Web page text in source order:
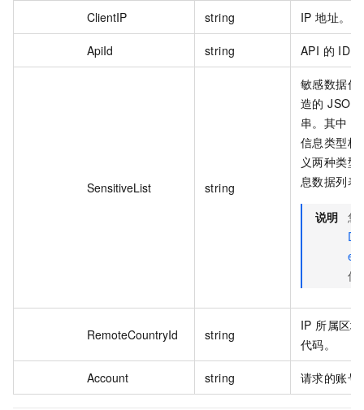
ClientIP string IP 地址。
ApiId string API 的 ID。
SensitiveList string
敏感数据信
造的 JSON
串。其中
信息类型标
义两种类
息数据列表
说明 您
es
信
RemoteCountryId string
IP 所属区
代码。
Account string 请求的账号